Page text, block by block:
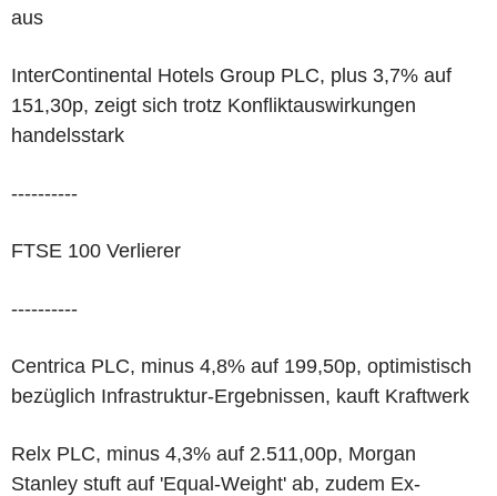
aus
InterContinental Hotels Group PLC, plus 3,7% auf
151,30p, zeigt sich trotz Konfliktauswirkungen
handelsstark
----------
FTSE 100 Verlierer
----------
Centrica PLC, minus 4,8% auf 199,50p, optimistisch
bezüglich Infrastruktur-Ergebnissen, kauft Kraftwerk
Relx PLC, minus 4,3% auf 2.511,00p, Morgan
Stanley stuft auf 'Equal-Weight' ab, zudem Ex-